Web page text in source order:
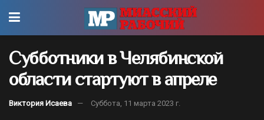
Субботники в Челябинской
области стартуют в апреле
Виктория Исаева Суббота, 11 марта 2023 г.